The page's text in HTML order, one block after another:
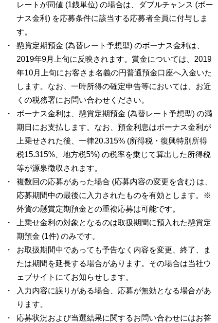
レートが同値 (1銭単位) の場合は、ダブルチャンス (ボー
ナス金利) を応募条件に該当する応募者全員に付与しま
す。
懸賞定期預金 (為替レート予想型) のボーナス金利は、
2019年9月上旬に反映されます。賞金については、2019
年10月上旬にお客さま名義の円普通預金口座へ入金いた
します。なお、一時所得の確定申告等においては、お近
くの税務署にお問い合わせください。
ボーナス金利は、懸賞定期預金 (為替レート予想型) の満
期日にお支払します。なお、預金利息はボーナス金利が
上乗せされた後、一律20.315% (所得税・復興特別所得
税15.315%、地方税5%) の税率を乗じて算出した所得税
等が源泉徴収されます。
複数回の応募があった場合 (応募内容の変更を含む) は、
応募期間中の最後に入力されたものを有効とします。※
外貨の懸賞定期預金との重複応募は可能です。
上乗せ金利の対象となるのは取扱期間に預入れた懸賞定
期預金 (1件) のみです。
お取扱期間中であっても予告なく内容を変更、終了、ま
たは期間を延長する場合があります。その場合は当社ウ
ェブサイトにてお知らせします。
入力内容に誤りがある場合、応募が無効となる場合があ
ります。
応募状況および当選結果に関するお問い合わせにはお答